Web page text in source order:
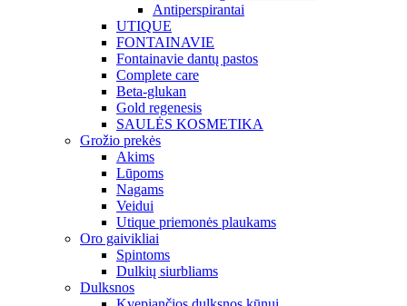
Antiperspirantai
UTIQUE
FONTAINAVIE
Fontainavie dantų pastos
Complete care
Beta-glukan
Gold regenesis
SAULĖS KOSMETIKA
Grožio prekės
Akims
Lūpoms
Nagams
Veidui
Utique priemonės plaukams
Oro gaivikliai
Spintoms
Dulkių siurbliams
Dulksnos